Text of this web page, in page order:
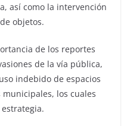
así como la intervención
objetos.
de los reportes
de la vía pública,
indebido de espacios
los cuales